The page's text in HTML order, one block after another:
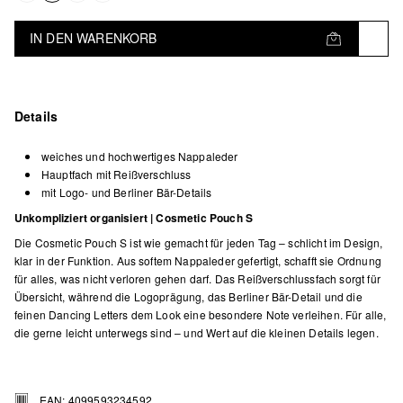
IN DEN WARENKORB
Details
weiches und hochwertiges Nappaleder
Hauptfach mit Reißverschluss
mit Logo- und Berliner Bär-Details
Unkompliziert organisiert | Cosmetic Pouch S
Die Cosmetic Pouch S ist wie gemacht für jeden Tag – schlicht im Design,
klar in der Funktion. Aus softem Nappaleder gefertigt, schafft sie Ordnung
für alles, was nicht verloren gehen darf. Das Reißverschlussfach sorgt für
Übersicht, während die Logoprägung, das Berliner Bär-Detail und die
feinen Dancing Letters dem Look eine besondere Note verleihen. Für alle,
die gerne leicht unterwegs sind – und Wert auf die kleinen Details legen.
EAN: 4099593234592